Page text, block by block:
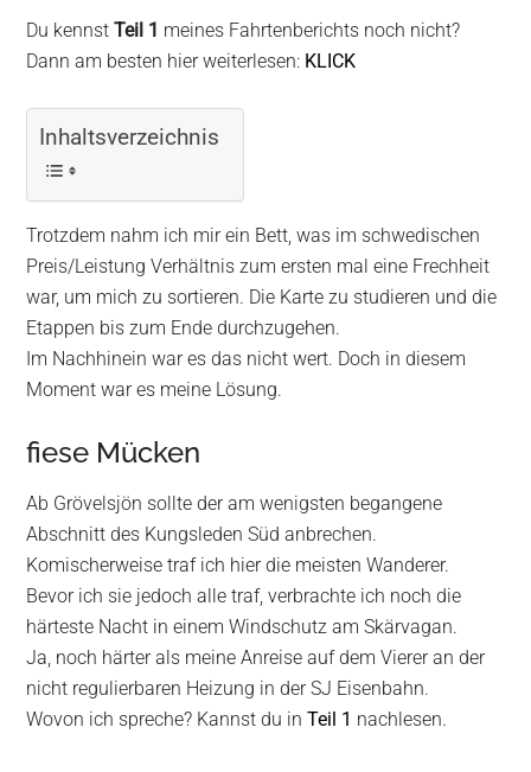
Du kennstTeil 1 meines Fahrtenberichts noch nicht?
Dann am besten hier weiterlesen: KLICK
Inhaltsverzeichnis
Trotzdem nahm ich mir ein Bett, was im schwedischen
Preis/Leistung Verhältnis zum ersten mal eine Frechheit
war, um mich zu sortieren. Die Karte zu studieren und die
Etappen bis zum Ende durchzugehen.
Im Nachhinein war es das nicht wert. Doch in diesem
Moment war es meine Lösung.
fiese Mücken
Ab Grövelsjön sollte der am wenigsten begangene
Abschnitt des Kungsleden Süd anbrechen.
Komischerweise traf ich hier die meisten Wanderer.
Bevor ich sie jedoch alle traf, verbrachte ich noch die
härteste Nacht in einem Windschutz am Skärvagan.
Ja, noch härter als meine Anreise auf dem Vierer an der
nicht regulierbaren Heizung in der SJ Eisenbahn.
Wovon ich spreche? Kannst du inTeil 1 nachlesen.